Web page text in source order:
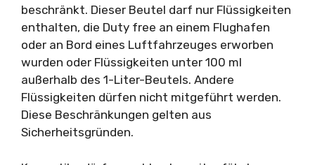
beschränkt. Dieser Beutel darf nur Flüssigkeiten
enthalten, die Duty free an einem Flughafen
oder an Bord eines Luftfahrzeuges erworben
wurden oder Flüssigkeiten unter 100 ml
außerhalb des 1-Liter-Beutels. Andere
Flüssigkeiten dürfen nicht mitgeführt werden.
Diese Beschränkungen gelten aus
Sicherheitsgründen.